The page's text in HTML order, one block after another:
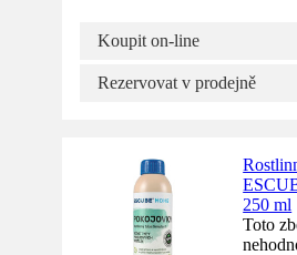
Koupit on-line
Rezervovat v prodejně
250 ml
Toto